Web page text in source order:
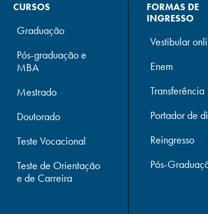
CURSOS
Graduação
Pós-graduação e
MBA
Mestrado
Doutorado
Teste Vocacional
Teste de Orientação
e de Carreira
FORMAS DE
INGRESSO
Vestibular
Enem
Transferência
Portador de
Reingresso
Pós-